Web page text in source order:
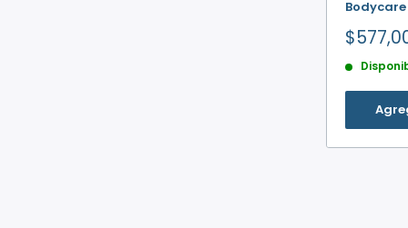
Bodycare
Precio
de
venta